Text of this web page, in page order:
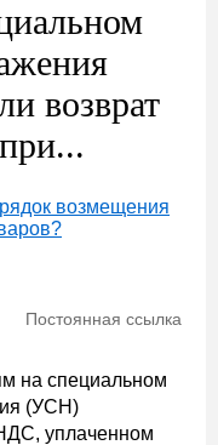
возврат
возмещения
Постоянная ссылка
на специальном
(УСН)
уплаченном